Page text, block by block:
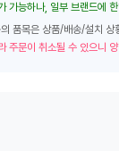
가능하나, 일부 브랜드에
품목은 상품/배송/설치
주문이 취소될 수 있으니